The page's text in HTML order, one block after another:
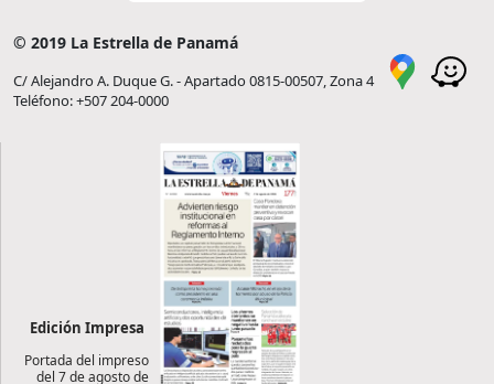
© 2019 La Estrella de Panamá
C/ Alejandro A. Duque G. - Apartado 0815-00507, Zona 4
Teléfono: +507 204-0000
Edición Impresa
Portada del impreso
del 7 de agosto de